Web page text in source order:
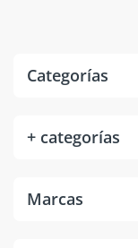
Categorías
+ categorías
Marcas